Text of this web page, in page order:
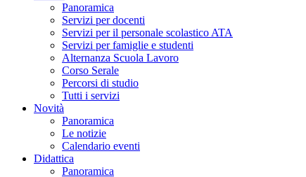
Panoramica
Servizi per docenti
Servizi per il personale scolastico ATA
Servizi per famiglie e studenti
Alternanza Scuola Lavoro
Corso Serale
Percorsi di studio
Tutti i servizi
Novità
Panoramica
Le notizie
Calendario eventi
Didattica
Panoramica